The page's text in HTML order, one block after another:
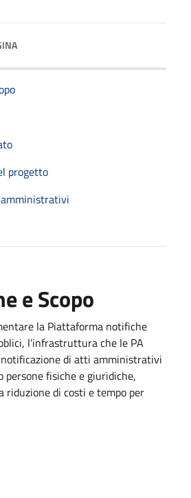
progetto
e Scopo
la Piattaforma notifiche
l’infrastruttura che le PA
di atti amministrativi
persone fisiche e giuridiche,
riduzione di costi e tempo per